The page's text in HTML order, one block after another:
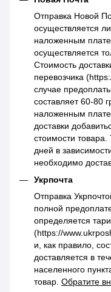
Отправка Новой
осуществляется
наложенным
осуществляется
Стоимость
перевозчика
случае
составляет 60-80
наложенным
доставки
стоимости товара.
дней в
необходимо
Укрпочта
Отправка
полной
определяется
(https://
и, как правило,
доставляется в
населенного
товар. Обратите